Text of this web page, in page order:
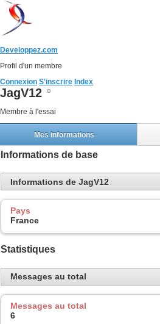
Developpez.com
Profil d'un membre
Connexion S'inscrire Index
JagV12
Membre à l'essai
Mes informations
Informations de base
Informations de JagV12
Pays
France
Statistiques
Messages au total
Messages au total
6